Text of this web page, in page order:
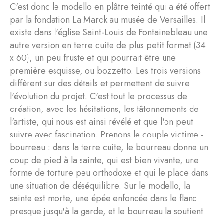
C'est donc le modello en plâtre teinté qui a été offert
par la fondation La Marck au musée de Versailles. Il
existe dans l'église Saint-Louis de Fontainebleau une
autre version en terre cuite de plus petit format (34
x 60), un peu fruste et qui pourrait être une
première esquisse, ou bozzetto. Les trois versions
diffèrent sur des détails et permettent de suivre
l'évolution du projet. C'est tout le processus de
création, avec les hésitations, les tâtonnements de
l'artiste, qui nous est ainsi révélé et que l'on peut
suivre avec fascination. Prenons le couple victime -
bourreau : dans la terre cuite, le bourreau donne un
coup de pied à la sainte, qui est bien vivante, une
forme de torture peu orthodoxe et qui le place dans
une situation de déséquilibre. Sur le modello, la
sainte est morte, une épée enfoncée dans le flanc
presque jusqu'à la garde, et le bourreau la soutient